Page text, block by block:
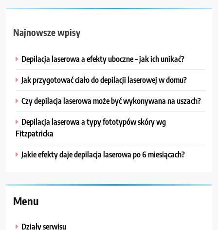
Najnowsze wpisy
Depilacja laserowa a efekty uboczne – jak ich unikać?
Jak przygotować ciało do depilacji laserowej w domu?
Czy depilacja laserowa może być wykonywana na uszach?
Depilacja laserowa a typy fototypów skóry wg
Fitzpatricka
Jakie efekty daje depilacja laserowa po 6 miesiącach?
Menu
Działy serwisu